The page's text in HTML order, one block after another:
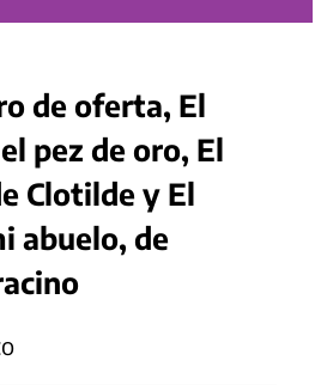
de oferta, El
pez de oro, El
Clotilde y El
abuelo, de